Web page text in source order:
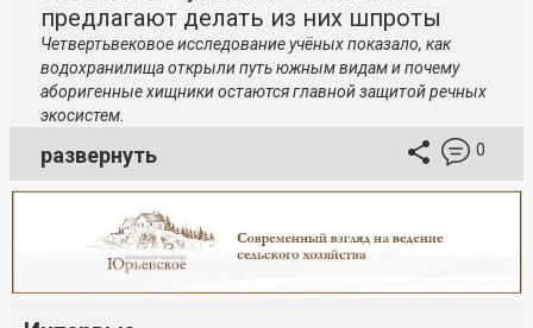
предлагают делать из них шпроты
Четвертьвековое исследование учёных показало, как
водохранилища открыли путь южным видам и почему
аборигенные хищники остаются главной защитой речных
экосистем.
развернуть 0